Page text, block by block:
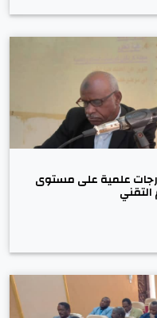
علمية على مستوى